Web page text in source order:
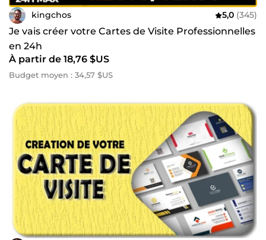
kingchos 5,0 (345)
Je vais créer votre Cartes de Visite Professionnelles
en 24h
À partir de 18,76 $US
Budget moyen : 34,57 $US